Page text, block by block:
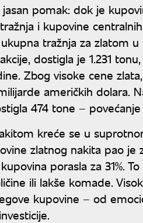
pomak: dok je
i kupovine
tražnja za zlatom
dostigla je 1.231
Zbog visoke cene
američkih dolara.
474 tone –
kreće se u
zlatnog nakita pao je
porasla za 31%.
ili lakše komade.
kupovine – od